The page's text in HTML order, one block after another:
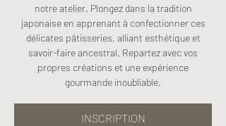
notre atelier. Plongez dans la tradition
japonaise en apprenant à confectionner ces
délicates pâtisseries, alliant esthétique et
savoir-faire ancestral. Repartez avec vos
propres créations et une expérience
gourmande inoubliable.
INSCRIPTION